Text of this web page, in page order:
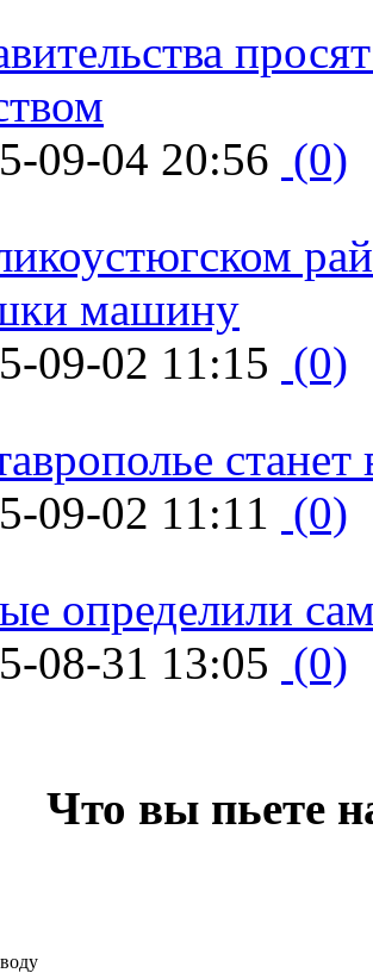
09-04 20:56 (0)
машину
09-02 11:15 (0)
09-02 11:11 (0)
определили
08-31 13:05 (0)
Что вы пьете